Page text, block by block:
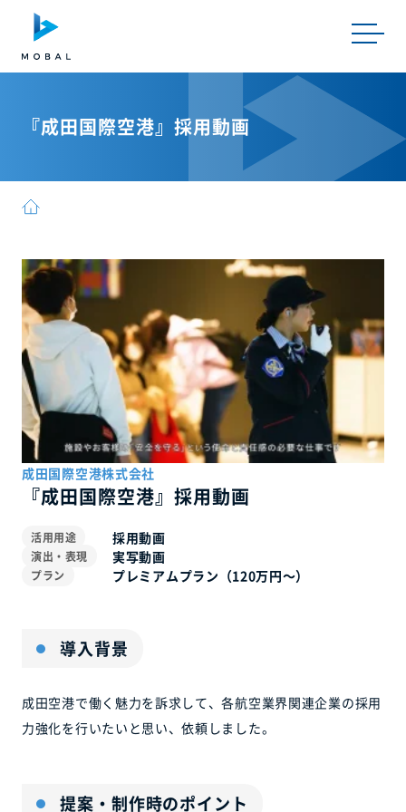
『成田国際空港』採用動画
成田国際空港株式会社
『成田国際空港』採用動画
活用用途 採用動画
演出・表現 実写動画
プラン プレミアムプラン（120万円〜）
導入背景
成田空港で働く魅力を訴求して、各航空業界関連企業の採用
力強化を行いたいと思い、依頼しました。
提案・制作時のポイント